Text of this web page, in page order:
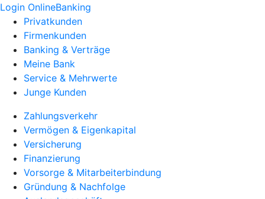
Login OnlineBanking
Privatkunden
Firmenkunden
Banking & Verträge
Meine Bank
Service & Mehrwerte
Junge Kunden
Zahlungsverkehr
Vermögen & Eigenkapital
Versicherung
Finanzierung
Vorsorge & Mitarbeiterbindung
Gründung & Nachfolge